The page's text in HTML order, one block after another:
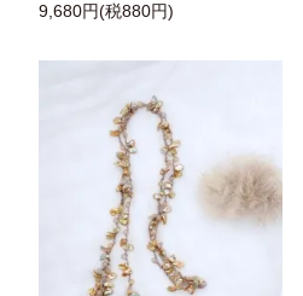
9,680円(税880円)